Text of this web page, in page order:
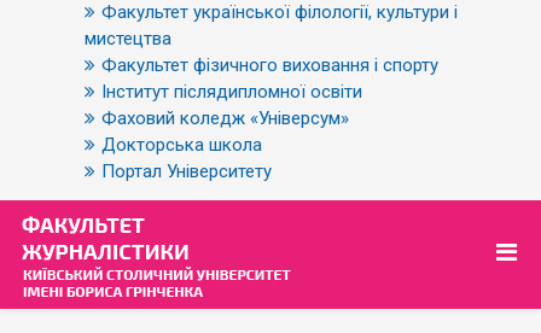
Факультет української філології, культури і
мистецтва
Факультет фізичного виховання і спорту
Інститут післядипломної освіти
Фаховий коледж «Універсум»
Докторська школа
Портал Університету